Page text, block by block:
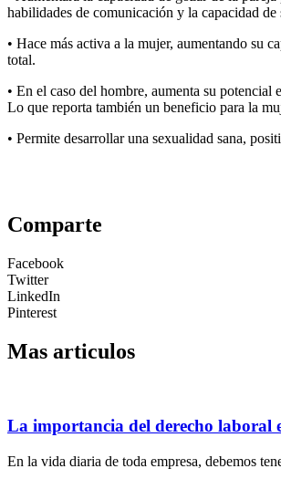
habilidades de comunicación y la capacidad de
• Hace más activa a la mujer, aumentando su
total.
• En el caso del hombre, aumenta su
Lo que reporta también un beneficio para la
• Permite desarrollar una sexualidad sana,
Comparte
Facebook
Twitter
LinkedIn
Pinterest
Mas articulos
La importancia del derecho laboral
En la vida diaria de toda empresa, debemos